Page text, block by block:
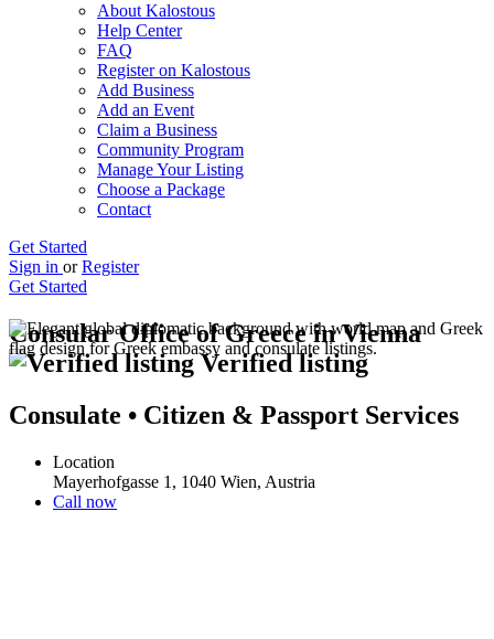
About Kalostous
Help Center
FAQ
Register on Kalostous
Add Business
Add an Event
Claim a Business
Community Program
Manage Your Listing
Choose a Package
Contact
Get Started
Sign in or Register
Get Started
Consular Office of Greece in Vienna
Verified listing
Consulate • Citizen & Passport Services
Location
Mayerhofgasse 1, 1040 Wien, Austria
Call now